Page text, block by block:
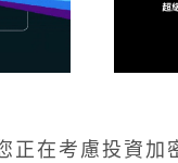
在考慮投資加